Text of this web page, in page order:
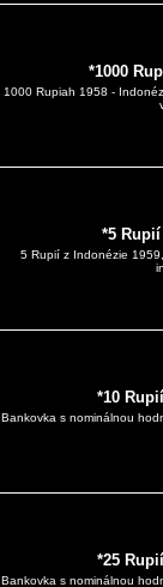
*1000
1000 Rupiah 1958 -
*5 Rupií
5 Rupií z Indonézie
*10
Bankovka s nominálnou
*25
Bankovka s nominálnou